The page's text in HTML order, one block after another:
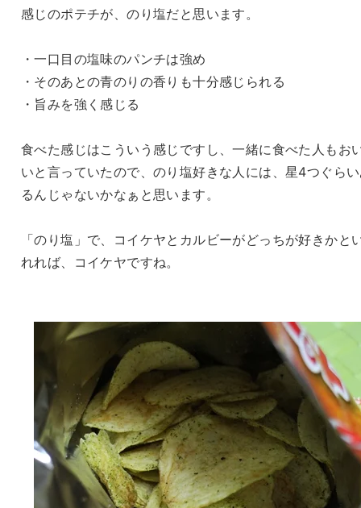
感じのポテチが、のり塩だと思います。
・一口目の塩味のパンチは強め
・そのあとの青のりの香りも十分感じられる
・旨みを強く感じる
食べた感じはこういう感じですし、一緒に食べた人もお
いと言っていたので、のり塩好きな人には、星4つぐら
るんじゃないかなぁと思います。
「のり塩」で、コイケヤとカルビーがどっちが好きかと
れれば、コイケヤですね。